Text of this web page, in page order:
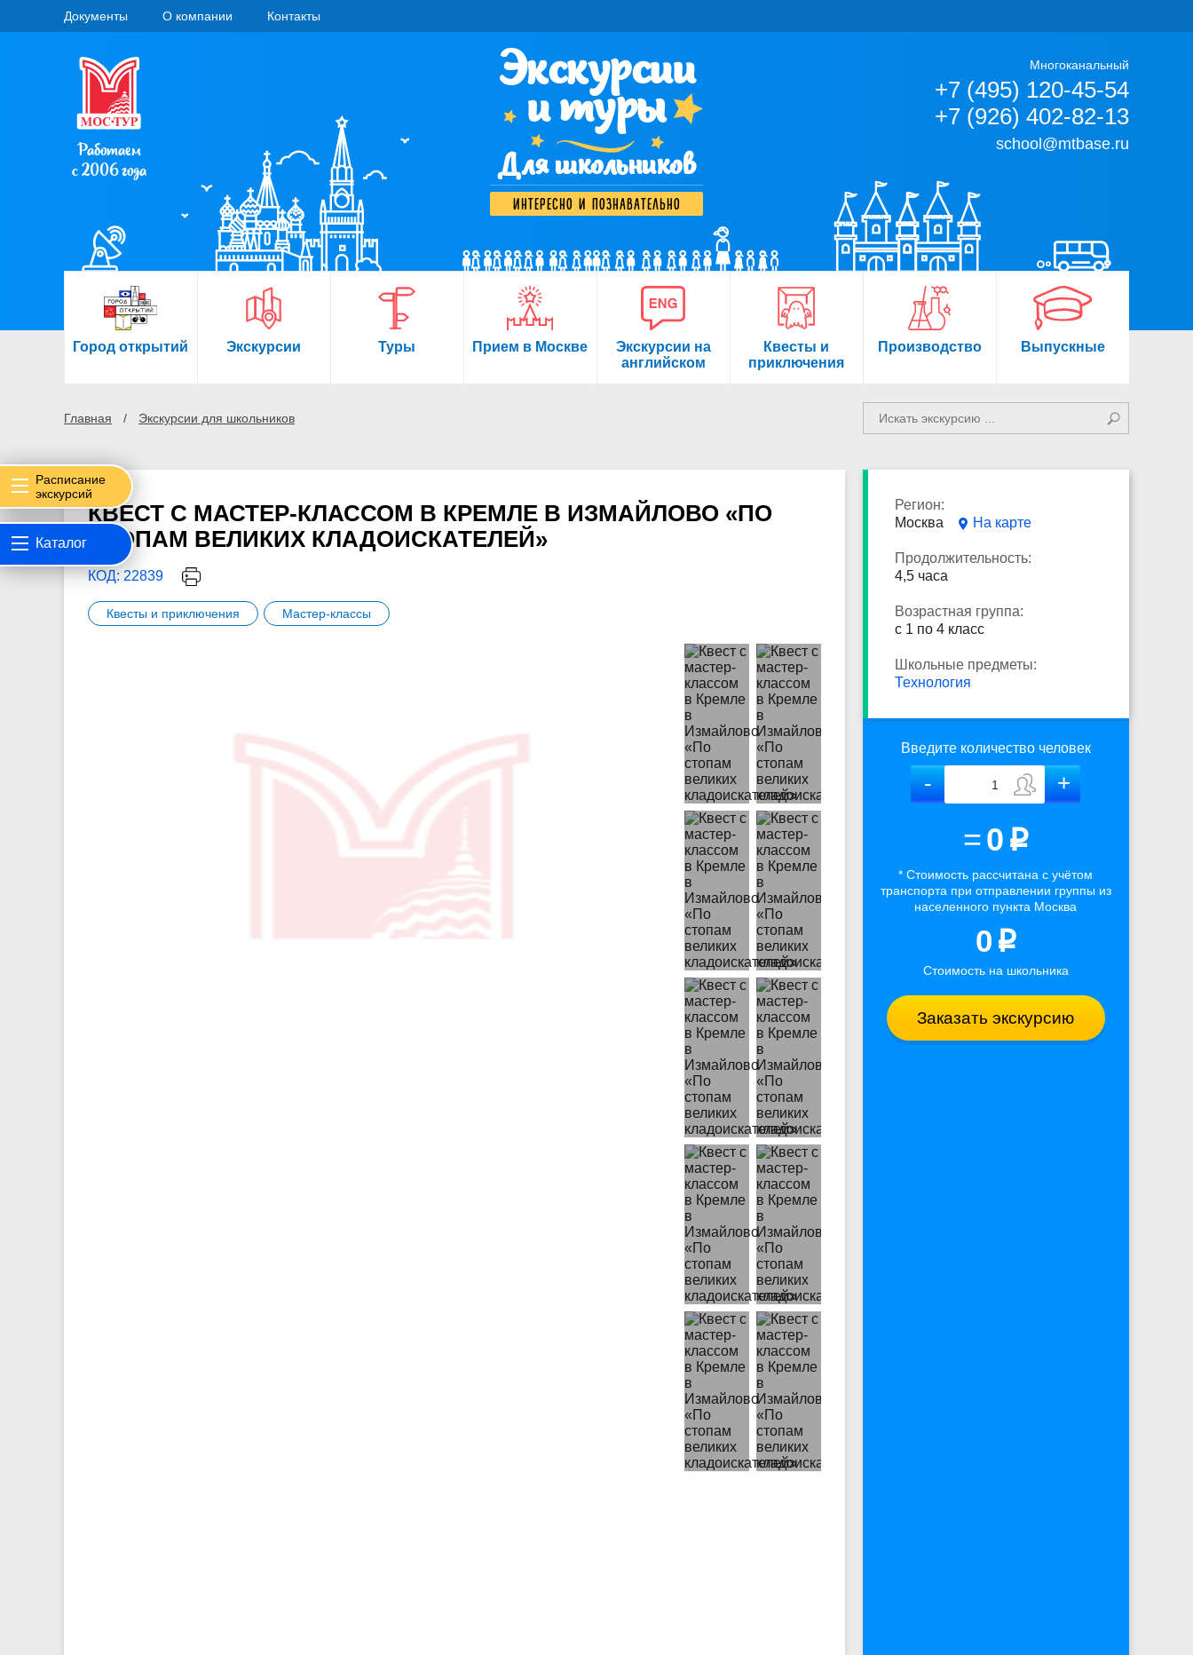
Документы О компании Контакты
Работаем
с 2006 года
Экскурсии
и туры
Для школьников
интересно и познавательно
Многоканальный
+7 (495) 120-45-54
+7 (926) 402-82-13
school@mtbase.ru
Город открытий Экскурсии Туры Прием в Москве
Экскурсии на
английском
Квесты и
приключения
Производство Выпускные
Главная Экскурсии для школьников
Расписание
экскурсий
Каталог
КВЕСТ С МАСТЕР-КЛАССОМ В КРЕМЛЕ В ИЗМАЙЛОВО «ПО
СТОПАМ ВЕЛИКИХ КЛАДОИСКАТЕЛЕЙ»
КОД: 22839
Квесты и приключения Мастер-классы
Регион:
Москва
На карте
Продолжительность:
4,5 часа
Возрастная группа:
с 1 по 4 класс
Школьные предметы:
Технология
Введите количество человек
=0 p
* Стоимость рассчитанас учётом
транспорта при отправлении группы из
населенного пункта Москва
0 p
Стоимость на школьника
Заказать экскурсию